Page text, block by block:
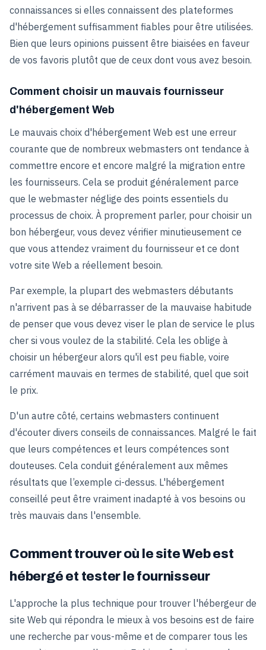
connaissances si elles connaissent des plateformes
d'hébergement suffisamment fiables pour être utilisées.
Bien que leurs opinions puissent être biaisées en faveur
de vos favoris plutôt que de ceux dont vous avez besoin.
Comment choisir un mauvais fournisseur
d'hébergement Web
Le mauvais choix d'hébergement Web est une erreur
courante que de nombreux webmasters ont tendance à
commettre encore et encore malgré la migration entre
les fournisseurs. Cela se produit généralement parce
que le webmaster néglige des points essentiels du
processus de choix. À proprement parler, pour choisir un
bon hébergeur, vous devez vérifier minutieusement ce
que vous attendez vraiment du fournisseur et ce dont
votre site Web a réellement besoin.
Par exemple, la plupart des webmasters débutants
n'arrivent pas à se débarrasser de la mauvaise habitude
de penser que vous devez viser le plan de service le plus
cher si vous voulez de la stabilité. Cela les oblige à
choisir un hébergeur alors qu'il est peu fiable, voire
carrément mauvais en termes de stabilité, quel que soit
le prix.
D'un autre côté, certains webmasters continuent
d'écouter divers conseils de connaissances. Malgré le fait
que leurs compétences et leurs compétences sont
douteuses. Cela conduit généralement aux mêmes
résultats que l’exemple ci-dessus. L'hébergement
conseillé peut être vraiment inadapté à vos besoins ou
très mauvais dans l'ensemble.
Comment trouver où le site Web est
hébergé et tester le fournisseur
L'approche la plus technique pour trouver l'hébergeur de
site Web qui répondra le mieux à vos besoins est de faire
une recherche par vous-même et de comparer tous les